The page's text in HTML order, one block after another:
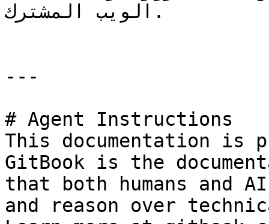
الويب المشترك.
---
# Agent Instructions
This documentation is
GitBook is the
that both humans and
and reason over